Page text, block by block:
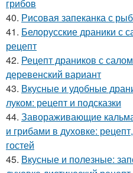
грибов
40. Рисовая запеканка с
41. Белорусские драники с
рецепт
42. Рецепт драников с
деревенский вариант
43. Вкусные и удобные
луком: рецепт и подсказки
44. Завораживающие
и грибами в духовке:
гостей
45. Вкусные и полезные: